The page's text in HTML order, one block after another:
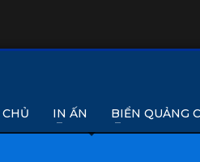
IN ẤN BIỂN QUẢNG